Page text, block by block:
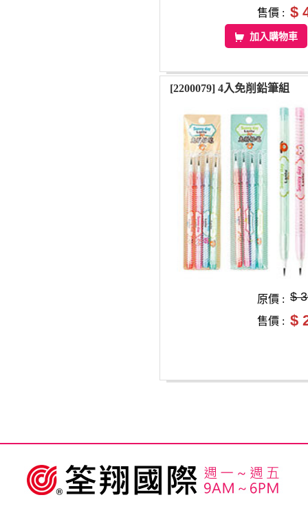
售價 : $
加入購物車
[2200079] 4入免削鉛筆組
原價 : $
售價 : $